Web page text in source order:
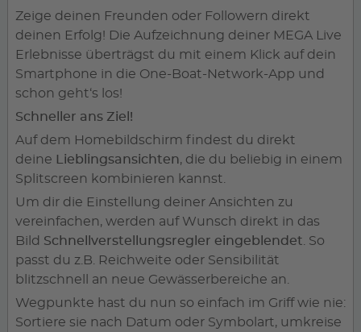
Zeige deinen Freunden oder Followern direkt
deinen Erfolg! Die Aufzeichnung deiner MEGA Live
Erlebnisse überträgst du mit einem Klick auf dein
Smartphone in die One-Boat-Network-App und
schon geht‘s los!
Schneller ans Ziel!
Auf dem Homebildschirm findest du direkt
deine
Lieblingsansichten, die du beliebig in einem
Splitscreen kombinieren kannst.
Um dir die Einstellung deiner Ansichten zu
vereinfachen, werden auf Wunsch direkt in das
Bild Schnellverstellungsregler eingeblendet . So
passt du z.B. Reichweite oder Sensibilität
blitzschnell an neue Gewässerbereiche an.
Wegpunkte hast du nun so einfach im Griff wie nie:
Sortiere sie nach Datum oder Symbolart, umkreise